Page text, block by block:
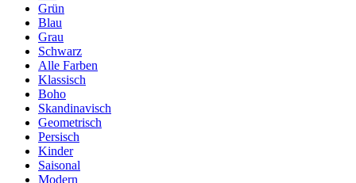
Grün
Blau
Grau
Schwarz
Alle Farben
Klassisch
Boho
Skandinavisch
Geometrisch
Persisch
Kinder
Saisonal
Modern